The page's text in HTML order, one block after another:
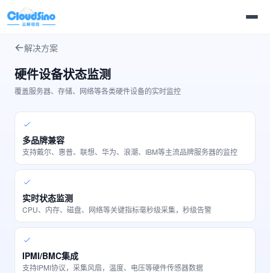
解决方案
硬件设备状态监测
覆盖服务器、存储、网络等各类硬件设备的实时监控
多品牌兼容
支持戴尔、惠普、联想、华为、浪潮、IBM等主流品牌服务器的监控
实时状态监测
CPU、内存、磁盘、网络等关键指标毫秒级采集，秒级告警
IPMI/BMC集成
支持IPMI协议，采集风扇，温度、电压等硬件传感器数据